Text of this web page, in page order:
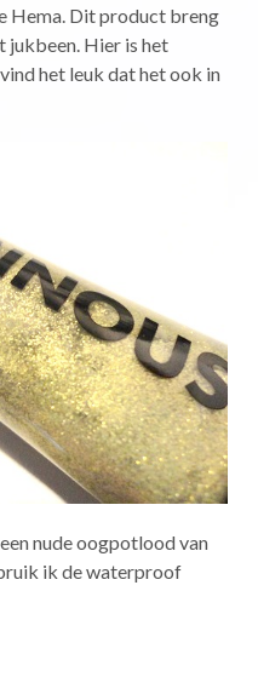
Hema. Dit product breng
jukbeen. Hier is het
het leuk dat het ook in
nude oogpotlood van
ik de waterproof